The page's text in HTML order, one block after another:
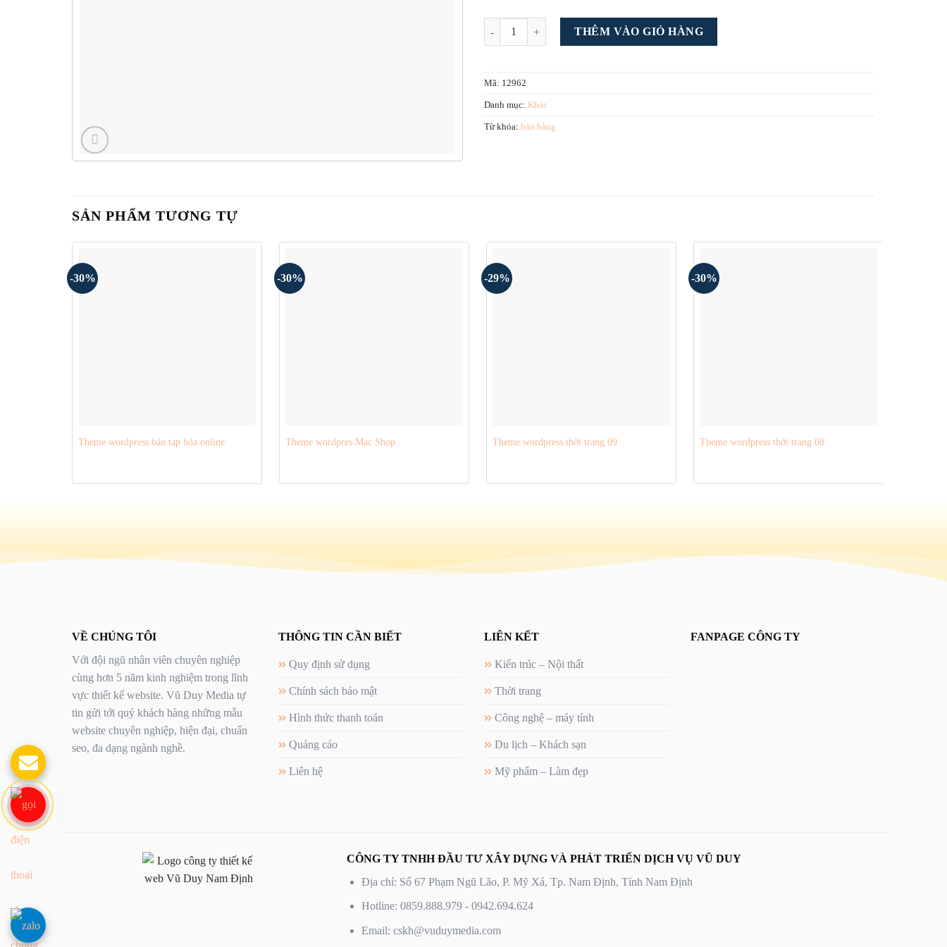
Theme wordpress bán thùng carton số lượng
THÊM VÀO GIỎ HÀNG
Mã: 12962
Danh mục: Khác
Từ khóa: bán hàng
SẢN PHẨM TƯƠNG TỰ
-30%
Theme wordpress bán tạp hóa online
-30%
Theme wordpres Mac Shop
-29%
Theme wordpress thời trang 09
-30%
Theme wordpress thời trang 08
VỀ CHÚNG TÔI
Với đội ngũ nhân viên chuyên nghiệp
cùng hơn 5 năm kinh nghiệm trong lĩnh
vực thiết kế website. Vũ Duy Media tự
tin gửi tới quý khách hàng những mẫu
website chuyên nghiệp, hiện đại, chuẩn
seo, đa dạng ngành nghề.
THÔNG TIN CẦN BIẾT
Quy định sử dụng
Chính sách bảo mật
Hình thức thanh toán
Quảng cáo
Liên hệ
LIÊN KẾT
Kiến trúc – Nội thất
Thời trang
Công nghệ – máy tính
Du lịch – Khách sạn
Mỹ phẩm – Làm đẹp
FANPAGE CÔNG TY
CÔNG TY TNHH ĐẦU TƯ XÂY DỰNG VÀ PHÁT TRIỂN DỊCH VỤ VŨ DUY
Địa chỉ: Số 67 Phạm Ngũ Lão, P. Mỹ Xá, Tp. Nam Định, Tỉnh Nam Định
Hotline: 0859.888.979 - 0942.694.624
Email: cskh@vuduymedia.com